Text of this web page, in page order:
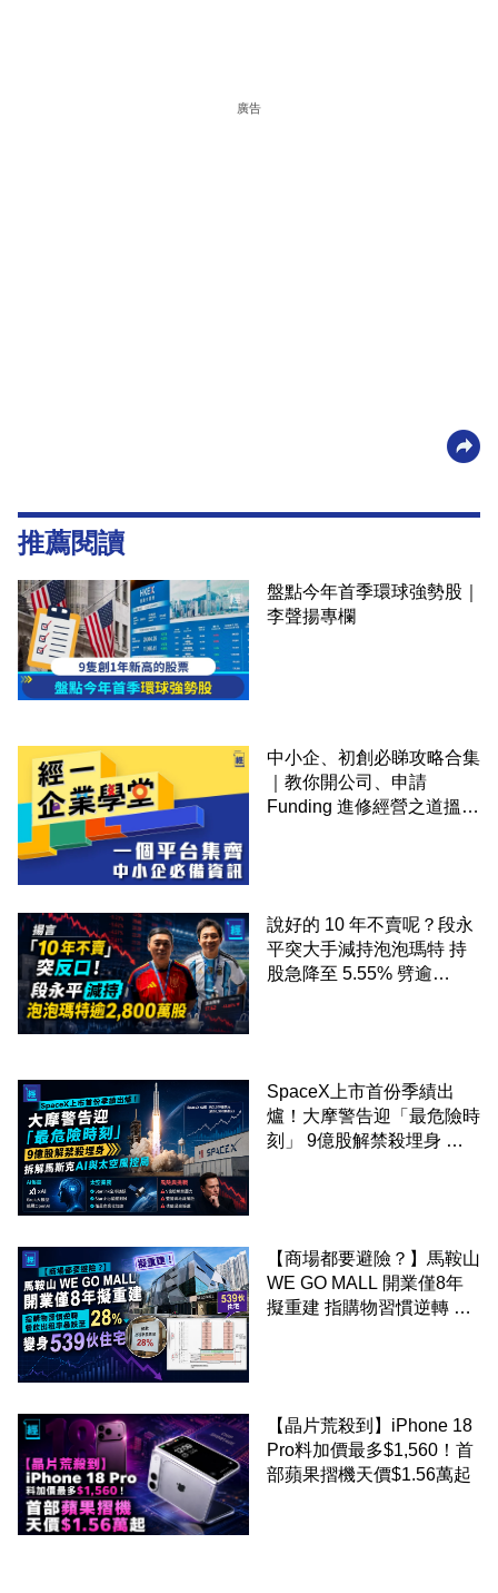
廣告
推薦閱讀
盤點今年首季環球強勢股｜
李聲揚專欄
中小企、初創必睇攻略合集
｜教你開公司、申請
Funding 進修經營之道搵大
說好的 10 年不賣呢？段永
平突大手減持泡泡瑪特 持
股急降至 5.55% 劈逾
SpaceX上市首份季績出
爐！大摩警告迎「最危險時
刻」 9億股解禁殺埋身 拆
【商場都要避險？】馬鞍山
WE GO MALL 開業僅8年
擬重建 指購物習慣逆轉 餐
【晶片荒殺到】iPhone 18
Pro料加價最多$1,560！首
部蘋果摺機天價$1.56萬起